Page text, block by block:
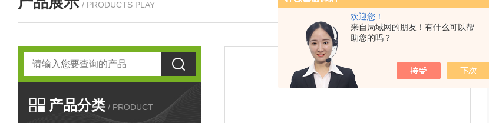
欢迎您！
来自局域网的朋友！有什么可以帮
助您的吗？
/ PRODUCTS PLAY
产品分类 / PRODUCT